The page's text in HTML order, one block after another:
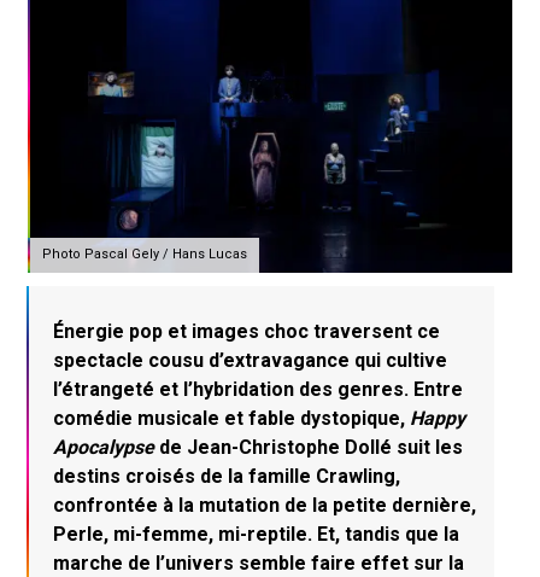
Photo Pascal Gely / Hans Lucas
Énergie pop et images choc traversent ce
spectacle cousu d’extravagance qui cultive
l’étrangeté et l’hybridation des genres. Entre
comédie musicale et fable dystopique, Happy
Apocalypsede Jean-Christophe Dollé suit les
destins croisés de la famille Crawling,
confrontée à la mutation de la petite dernière,
Perle, mi-femme, mi-reptile. Et, tandis que la
marche de l’univers semble faire effet sur la